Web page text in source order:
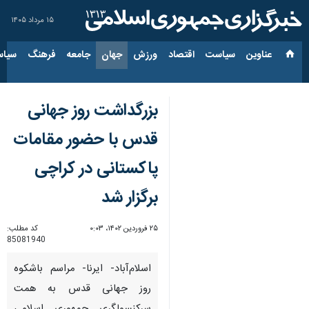
۱۵ مرداد ۱۴۰۵
عناوین‌ سیاست اقتصاد ورزش جهان جامعه فرهنگ
بزرگداشت روز جهانی
قدس با حضور مقامات
پاکستانی در کراچی
برگزار شد
۲۵ فروردین ۱۴۰۲، ۰:۰۳
کد مطلب:
85081940